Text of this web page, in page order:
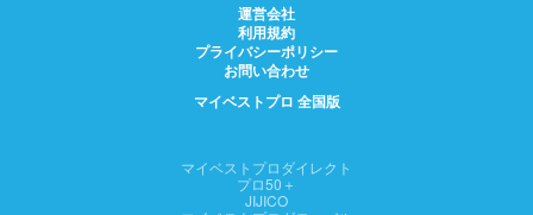
運営会社
利用規約
プライバシーポリシー
お問い合わせ
マイベストプロ 全国版
マイベストプロダイレクト
プロ50＋
JIJICO